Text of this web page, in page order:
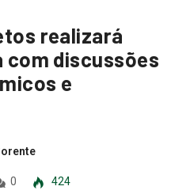
realizará
com discussões
e
0
424